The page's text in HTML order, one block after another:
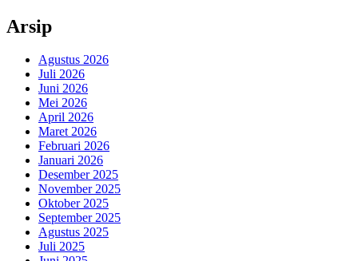
Arsip
Agustus 2026
Juli 2026
Juni 2026
Mei 2026
April 2026
Maret 2026
Februari 2026
Januari 2026
Desember 2025
November 2025
Oktober 2025
September 2025
Agustus 2025
Juli 2025